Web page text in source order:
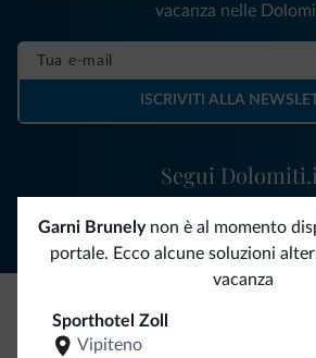
Garni Brunelynon è al momento
portale. Ecco alcune soluzioni
vacanza
Sporthotel Zoll
Vipiteno
Segui
vacanza nelle
ISCRIVITI ALLA
Be Original, scopri la nuova